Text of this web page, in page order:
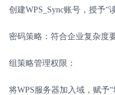
创建WPS_Sync账号，授予“
密码策略：符合企业复杂度
组策略管理权限：
将WPS服务器加入域，赋予“